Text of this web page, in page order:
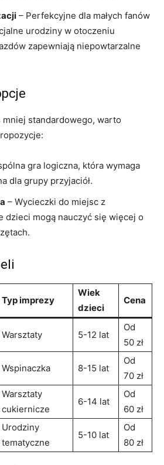
– Perfekcyjne dla małych fanów
urodziny w otoczeniu⁤
zapewniają ⁣niepowtarzalne
⁢standardowego, warto
gra logiczna, która ⁤wymaga
dla grupy przyjaciół.
– Wycieczki do‍ miejsc z
dzieci mogą nauczyć się więcej o⁢
Typ imprezy
Wiek⁢
dzieci
Cena
Warsztaty 5-12​ lat
Od
50 zł
Wspinaczka 8-15 lat
Od
70 zł
Warsztaty
cukiernicze
6-14 lat
Od
60⁣ zł
Urodziny‌
tematyczne
5-10 lat
Od
80 zł